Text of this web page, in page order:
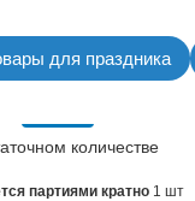
для праздника
278,00 руб. за шт
количестве
партиями кратно 1 шт